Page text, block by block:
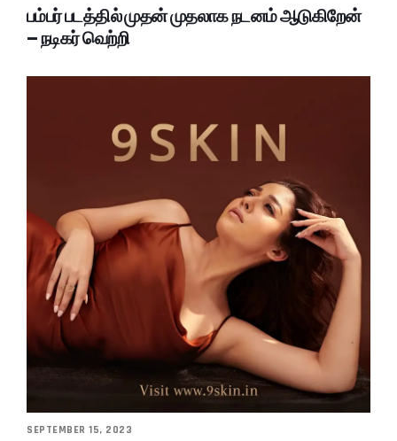
பம்பர் படத்தில் முதன் முதலாக நடனம் ஆடுகிறேன்
– நடிகர் வெற்றி
SEPTEMBER 15, 2023